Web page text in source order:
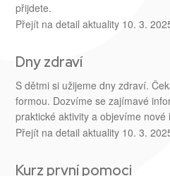
přijdete.
Přejít na detail aktuality 10. 3.
Dny zdraví
S dětmi si užijeme dny zdraví.
formou. Dozvíme se zajímavé
praktické aktivity a objevíme
Přejít na detail aktuality 10. 3.
Kurz první pomoci